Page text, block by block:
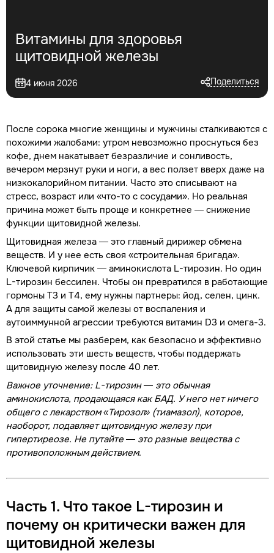
Витамины для здоровья
щитовидной железы
4 июня 2026 Поделиться
После сорока многие женщины и мужчины сталкиваются с
похожими жалобами: утром невозможно проснуться без
кофе, днем накатывает безразличие и сонливость,
вечером мерзнут руки и ноги, а вес ползет вверх даже на
низкокалорийном питании. Часто это списывают на
стресс, возраст или «что-то с сосудами». Но реальная
причина может быть проще и конкретнее — снижение
функции щитовидной железы.
Щитовидная железа — это главный дирижер обмена
веществ. И у нее есть своя «строительная бригада».
Ключевой кирпичик — аминокислота L-тирозин. Но один
L-тирозин бессилен. Чтобы он превратился в работающие
гормоны Т3 и Т4, ему нужны партнеры: йод, селен, цинк.
А для защиты самой железы от воспаления и
аутоиммунной агрессии требуются витамин D3 и омега-3.
В этой статье мы разберем, как безопасно и эффективно
использовать эти шесть веществ, чтобы поддержать
щитовидную железу после 40 лет.
Важное уточнение: L-тирозин — это обычная
аминокислота, продающаяся как БАД. У него нет ничего
общего с лекарством «Тирозол» (тиамазол), которое,
наоборот, подавляет щитовидную железу при
гипертиреозе. Не путайте — это разные вещества с
противоположным действием.
Часть 1. Что такое L-тирозин и
почему он критически важен для
щитовидной железы